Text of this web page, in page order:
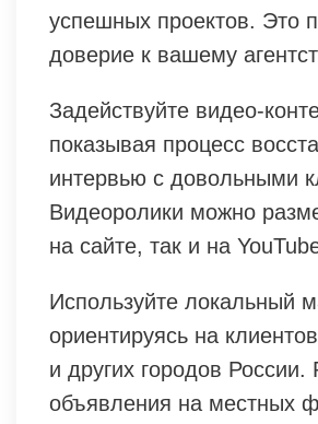
успешных проектов. Это
доверие к вашему
Задействуйте видео-
показывая процесс
интервью с довольными
Видеоролики можно
на сайте, так и на
Используйте локальный
ориентируясь на
и других городов
объявления на местных